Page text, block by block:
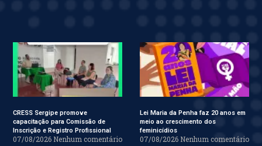
CRESS Sergipe promove
capacitação para Comissão de
Inscrição e Registro Profissional
07/08/2026 Nenhum comentário
Lei Maria da Penha faz 20 anos em
meio ao crescimento dos
feminicídios
07/08/2026 Nenhum comentário